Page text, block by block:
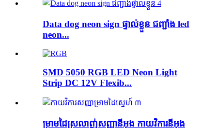
Data dog neon sign ផ្ទាល់ខ្លួន ជញ្ជាំង led
neon...
SMD 5050 RGB LED Neon Light
Strip DC 12V Flexib...
ម្រាម​ដៃ​ស្រលាញ់​សញ្ញា​នីអុង កាយវិការ​នីអុង